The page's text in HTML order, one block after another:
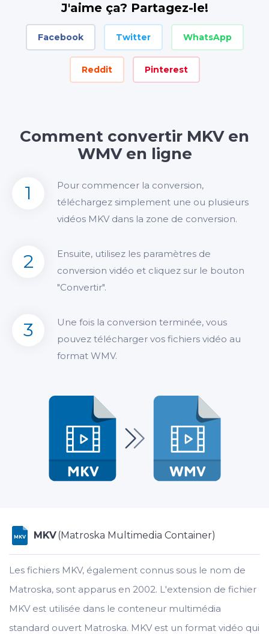
J'aime ça? Partagez-le!
Facebook Twitter WhatsApp
Reddit Pinterest
Comment convertir MKV en
WMV en ligne
1
Pour commencer la conversion,
téléchargez simplement une ou plusieurs
vidéos MKV dans la zone de conversion.
2
Ensuite, utilisez les paramètres de
conversion vidéo et cliquez sur le bouton
"Convertir".
3
Une fois la conversion terminée, vous
pouvez télécharger vos fichiers vidéo au
format WMV.
MKV MKV(Matroska Multimedia Container)
Les fichiers MKV, également connus sous le nom de
Matroska, sont apparus en 2002. L'extension de fichier
MKV est utilisée dans le conteneur multimédia
standard ouvert Matroska. MKV est un format vidéo qui